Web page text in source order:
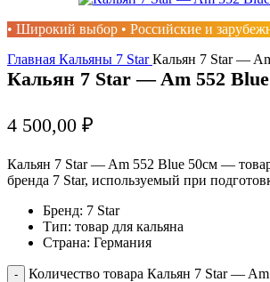
• Широкий выбор • Российские и
Главная Кальяны 7 StarКальян 7 Star —
Кальян 7 Star — Am 552
4 500,00 ₽
Кальян 7 Star — Am 552 Blue 50см — товар
бренда 7 Star, используемый при
Бренд: 7 Star
Тип: товар для кальяна
Страна: Германия
Количество товара Кальян 7 Star —